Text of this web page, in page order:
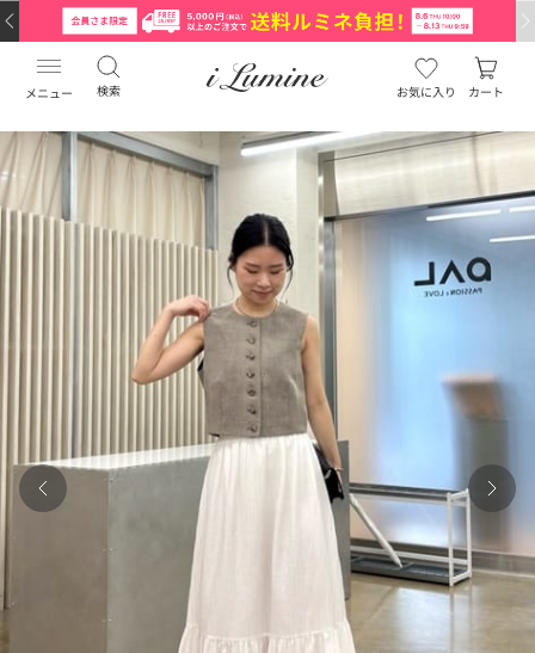
メニュー 検索 お気に入り カート